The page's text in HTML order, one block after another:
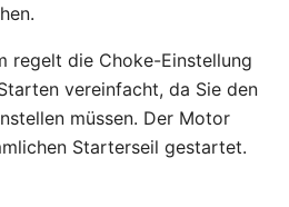
regelt die Choke-Einstellung
vereinfacht, da Sie den
müssen. Der Motor
Starterseil gestartet.